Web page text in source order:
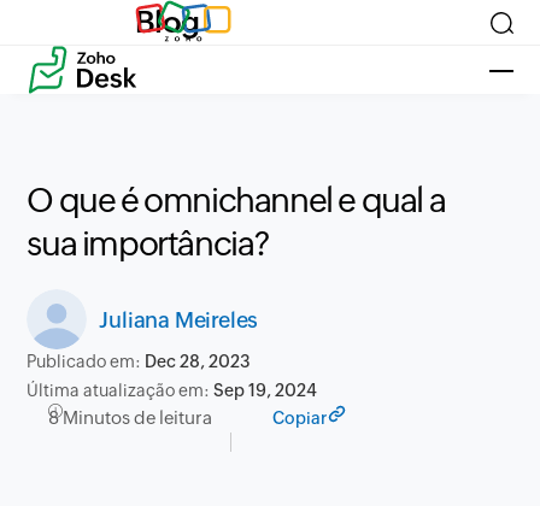
Blog
O que é omnichannel e qual a
sua importância?
Juliana Meireles
Publicado em: Dec 28, 2023
Última atualização em:Sep 19, 2024
8 Minutos de leitura Copiar